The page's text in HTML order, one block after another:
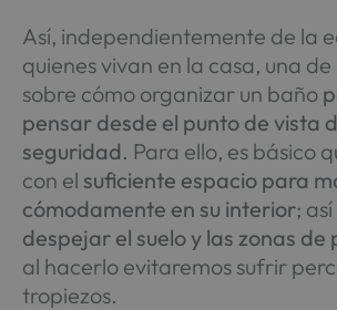
Así, independientemente de la
quienes vivan en la casa, una de
sobre cómo organizar un baño
pensar desde el punto de vista
seguridad. Para ello, es básico
con el suficiente espacio para
cómodamente en su interior;
despejar el suelo y las zonas de
al hacerlo evitaremos sufrir
tropiezos.